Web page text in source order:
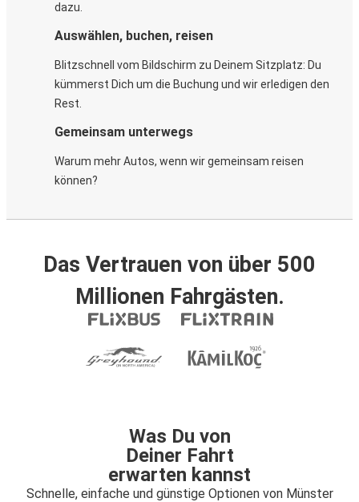
dazu.
Auswählen, buchen, reisen
Blitzschnell vom Bildschirm zu Deinem Sitzplatz: Du
kümmerst Dich um die Buchung und wir erledigen den
Rest.
Gemeinsam unterwegs
Warum mehr Autos, wenn wir gemeinsam reisen
können?
Das Vertrauen von über 500
Millionen Fahrgästen.
Was Du von
Deiner Fahrt
erwarten kannst
Schnelle, einfache und günstige Optionen von Münster